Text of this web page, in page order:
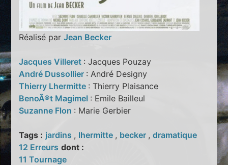
Réalisé parJean Becker
Jacques Villeret : Jacques Pouzay
André Dussollier : André Designy
Thierry Lhermitte : Thierry Plaisance
BenoÃ®t Magimel : Emile Bailleul
Suzanne Flon : Marie Gerbier
Tags : jardins , lhermitte , becker ,dramatique
12 Erreurs dont :
11 Tournage